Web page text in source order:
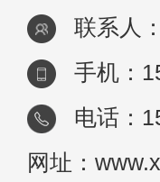
联系人
手机：
电话：
网址：